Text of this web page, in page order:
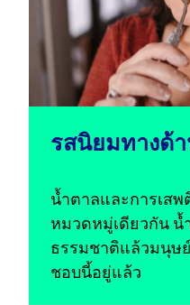
รสนิยมทางด้
น้ำตาลและการเส
หมวดหมู่เดียวกัน น้
ธรรมชาติแล้วมนุษ
ชอบนี้อยู่แล้ว